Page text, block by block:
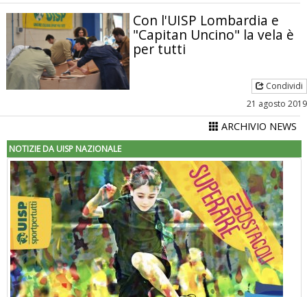
Con l'UISP Lombardia e
"Capitan Uncino" la vela è
per tutti
Condividi
21 agosto 2019
ARCHIVIO NEWS
NOTIZIE DA UISP NAZIONALE